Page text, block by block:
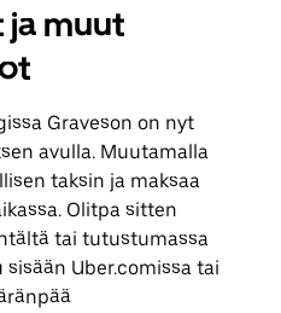
ja muut
Graveson on nyt
avulla. Muutamalla
taksin ja maksaa
Olitpa sitten
tai tutustumassa
Uber.comissa tai